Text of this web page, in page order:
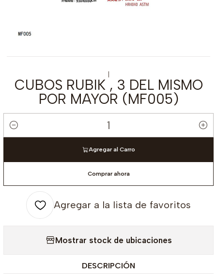
|
CUBOS RUBIK , 3 DEL MISMO
POR MAYOR (MF005)
Cantidad
Agregar al Carro
Comprar ahora
Agregar a la lista de favoritos
Mostrar stock de ubicaciones
DESCRIPCIÓN